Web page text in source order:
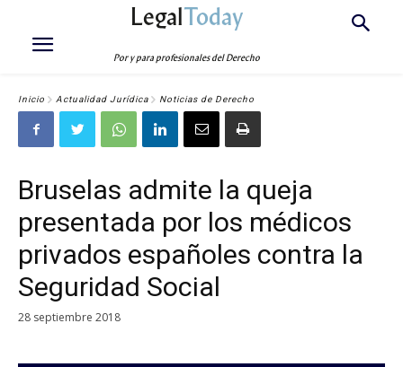
LegalToday
Por y para profesionales del Derecho
Inicio Actualidad Jurídica Noticias de Derecho
Bruselas admite la queja
presentada por los médicos
privados españoles contra la
Seguridad Social
28 septiembre 2018